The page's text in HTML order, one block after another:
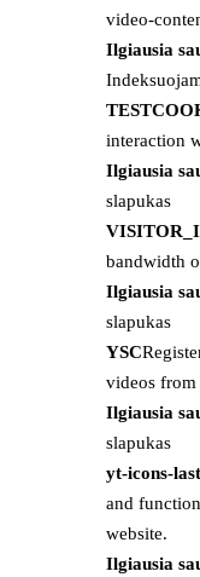
video-
Ilgiausia
interaction
Ilgiausia
slapukas
bandwidth
Ilgiausia
slapukas
YSC
videos from
Ilgiausia
slapukas
yt-icons-
and
website.
Ilgiausia